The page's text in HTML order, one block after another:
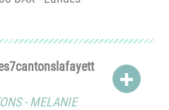
-MELANIE